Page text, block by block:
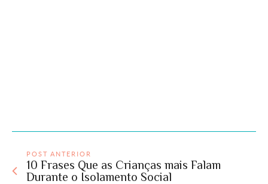
POST ANTERIOR
10 Frases Que as Crianças mais Falam
Durante o Isolamento Social